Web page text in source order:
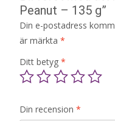
Peanut – 135 g”
Din e-postadress
är märkta *
Ditt betyg *
Din recension *